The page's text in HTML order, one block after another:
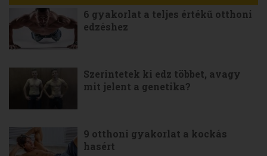
6 gyakorlat a teljes értékű otthoni
edzéshez
Szerintetek ki edz többet, avagy
mit jelent a genetika?
9 otthoni gyakorlat a kockás
hasért